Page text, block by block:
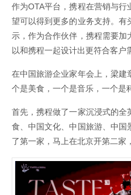
作为OTA平台，携程在营销与
望可以得到更多的业务支持。有
示，作为合作伙伴，携程需要
以和携程一起设计出更符合客户
在中国旅游企业家年会上，梁
个是美食，一个是音乐，一个是
首先，携程做了一家沉浸式的全
食、中国文化、中国旅游、中
了第一家，马上在北京开第二家